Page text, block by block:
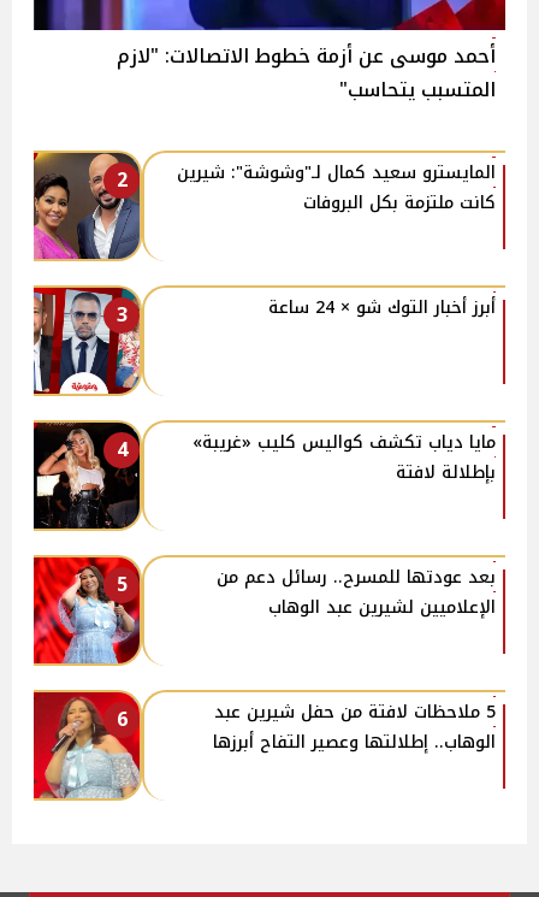
أحمد موسى عن أزمة خطوط الاتصالات: "لازم
المتسبب يتحاسب"
2
المايسترو سعيد كمال لـ"وشوشة": شيرين
كانت ملتزمة بكل البروفات
3 أبرز أخبار التوك شو × 24 ساعة
4
مايا دياب تكشف كواليس كليب «غريبة»
بإطلالة لافتة
5
بعد عودتها للمسرح.. رسائل دعم من
الإعلاميين لشيرين عبد الوهاب
6
5 ملاحظات لافتة من حفل شيرين عبد
الوهاب.. إطلالتها وعصير التفاح أبرزها